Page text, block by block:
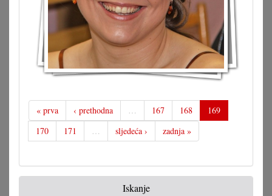
« prva ‹ prethodna … 167 168
169
170
171 … sljedeća › zadnja »
Iskanje